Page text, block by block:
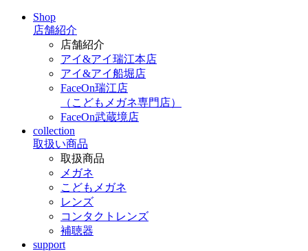
Shop
店舗紹介
店舗紹介
アイ&アイ瑞江本店
アイ&アイ船堀店
FaceOn瑞江店
（こどもメガネ専門店）
FaceOn武蔵境店
collection
取扱い商品
取扱商品
メガネ
こどもメガネ
レンズ
コンタクトレンズ
補聴器
support